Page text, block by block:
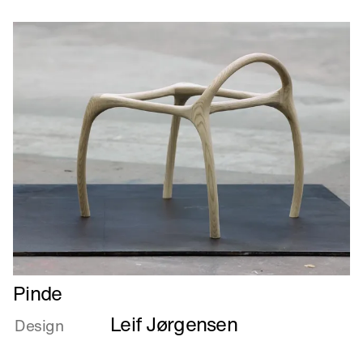
Læs
mere
om
Pinde
Design Leif Jørgensen